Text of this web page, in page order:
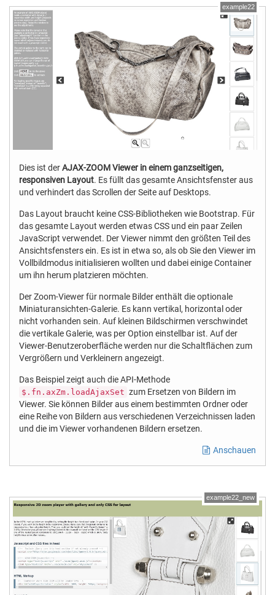
example22
Dies ist derAJAX-ZOOM Viewer in einem ganzseitigen,
responsiven Layout. Es füllt das gesamte Ansichtsfenster aus
und verhindert das Scrollen der Seite auf Desktops.
Das Layout braucht keine CSS-Bibliotheken wie Bootstrap. Für
das gesamte Layout werden etwas CSS und ein paar Zeilen
JavaScript verwendet. Der Viewer nimmt den größten Teil des
Ansichtsfensters ein. Es ist in etwa so, als ob Sie den Viewer im
Vollbildmodus initialisieren wollten und dabei einige Container
um ihn herum platzieren möchten.
Der Zoom-Viewer für normale Bilder enthält die optionale
Miniaturansichten-Galerie. Es kann vertikal, horizontal oder
nicht vorhanden sein. Auf kleinen Bildschirmen verschwindet
die vertikale Galerie, was per Option einstellbar ist. Auf der
Viewer-Benutzeroberfläche werden nur die Schaltflächen zum
Vergrößern und Verkleinern angezeigt.
Das Beispiel zeigt auch die API-Methode
$.fn.axZm.loadAjaxSet zum Ersetzen von Bildern im
Viewer. Sie können Bilder aus einem bestimmten Ordner oder
eine Reihe von Bildern aus verschiedenen Verzeichnissen laden
und die im Viewer vorhandenen Bildern ersetzen.
Anschauen
example22_new